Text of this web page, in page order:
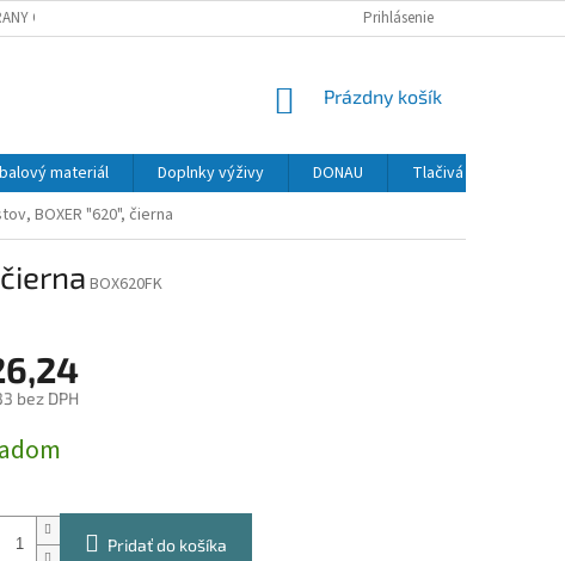
OSOBNÝCH ÚDAJOV Prihlásenie
NÁKUPNÝ
Prázdny košík
materiál Doplnky výživy DONAU Tlačivá
BOXER "620", čierna
BOX620FK
bez DPH
Pridať do košíka